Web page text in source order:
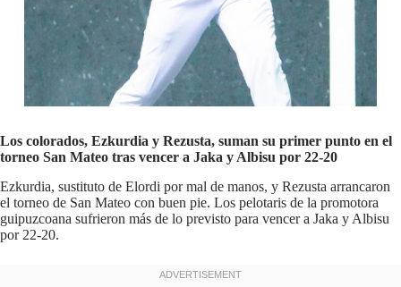
Los colorados, Ezkurdia y Rezusta, suman su primer punto en el
torneo San Mateo tras vencer a Jaka y Albisu por 22-20
Ezkurdia, sustituto de Elordi por mal de manos, y Rezusta arrancaron
el torneo de San Mateo con buen pie. Los pelotaris de la promotora
guipuzcoana sufrieron más de lo previsto para vencer a Jaka y Albisu
por 22-20.